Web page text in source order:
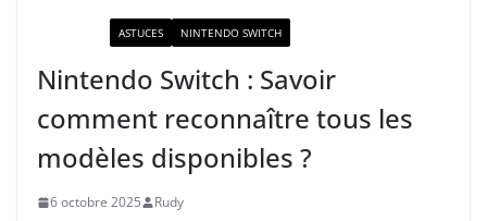
ASTUCES NINTENDO SWITCH
Nintendo Switch : Savoir
comment reconnaître tous les
modèles disponibles ?
6 octobre 2025 Rudy